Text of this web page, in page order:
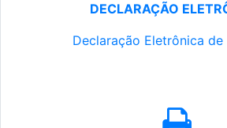
DECLARAÇÃO
Declaração Eletrônica de